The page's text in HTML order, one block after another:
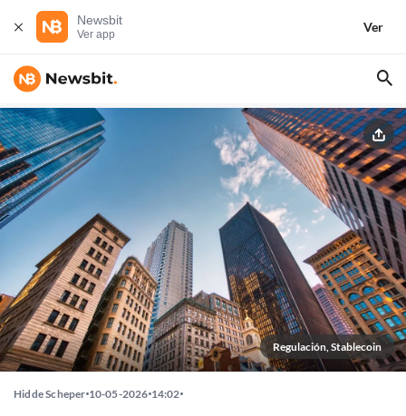
Newsbit
Ver app
Ver
Regulación, Stablecoin
Hidde Scheper 10-05-2026 14:02